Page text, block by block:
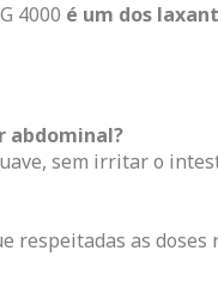
4000 é um dos
abdominal?
sem irritar o
respeitadas as doses